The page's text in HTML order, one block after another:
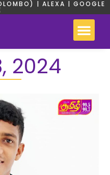
| ALEXA | GOOGLE
2024